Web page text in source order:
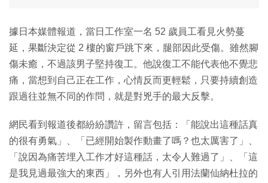
據日本媒體報道，當日工作室一名 52 歲員工看見火勢蔓
延，果斷決定從 2 樓的窗戶跳下來，腿部因此受傷。雖然腳
傷未癒，不過該男子堅持復工。他說復工不能代表他不覺悲
痛，當想到自己正在工作，心情反而更輕鬆，只要持續創造
跟過往並無不同的作問，就是對兇手的最大反擊。
網民看到報道後都紛紛讚許，留言包括：「能說出這種話真
的很有勇氣」、「已經開始製作動畫了嗎？也太厲害了」、
「說因為痛苦埋入工作才好這種話，太令人難過了」、「這
是我見過最強大的東西」，另外也有人引用法蘭仙納杜拉的